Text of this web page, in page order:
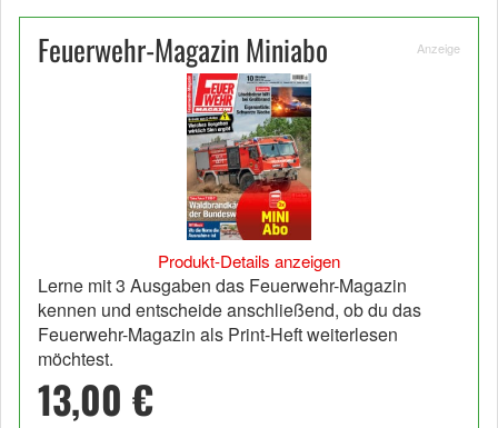
Feuerwehr-Magazin Miniabo Anzeige
Produkt-Details anzeigen
Lerne mit 3 Ausgaben das Feuerwehr-Magazin
kennen und entscheide anschließend, ob du das
Feuerwehr-Magazin als Print-Heft weiterlesen
möchtest.
13,00 €